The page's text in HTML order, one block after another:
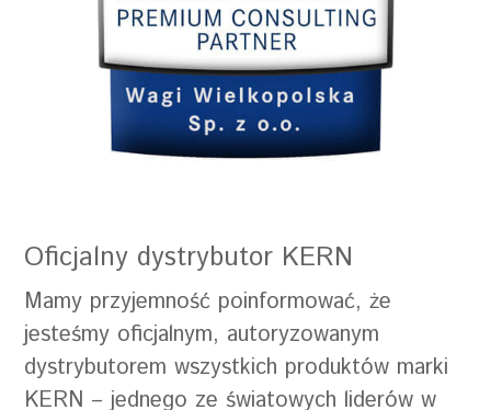
Oficjalny dystrybutor KERN
Mamy przyjemność poinformować, że
jesteśmy oficjalnym, autoryzowanym
dystrybutorem wszystkich produktów marki
KERN – jednego ze światowych liderów w